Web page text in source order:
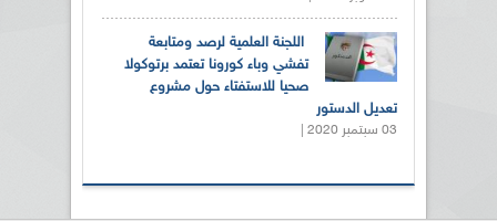
اللجنة العلمية لرصد ومتابعة
تفشي وباء كورونا تعتمد برتوكولا
صحيا للاستفتاء حول مشروع
تعديل الدستور
03 سبتمبر 2020 |